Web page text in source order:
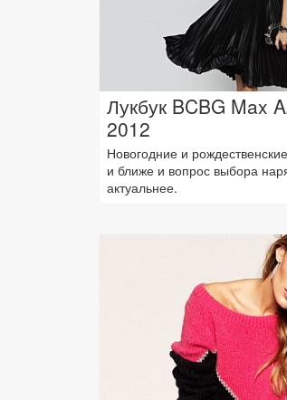
Лукбук BCBG Max
2012
Новогодние и
и ближе и вопрос выбора
актуальнее.